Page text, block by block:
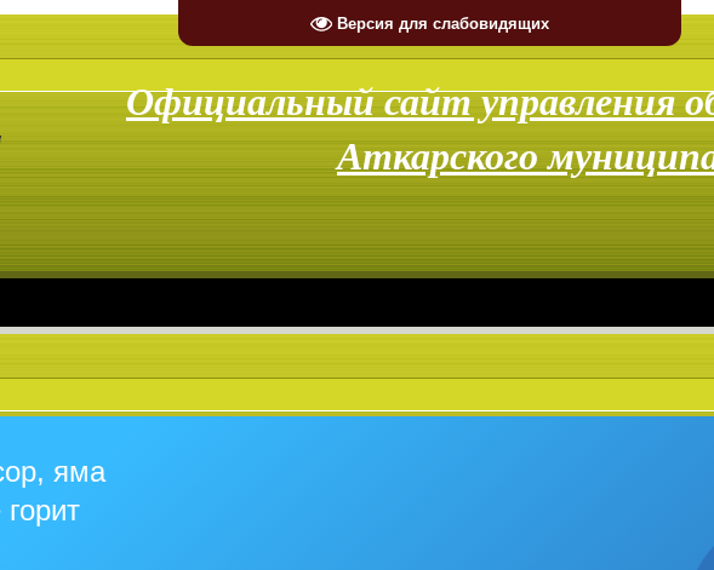
Версия для слабовидящих
Суббота,
Официальный сайт управления
Аткарского
яма